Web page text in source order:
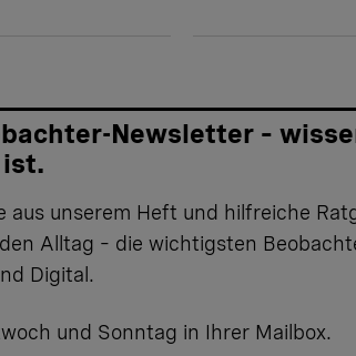
Newsletter –
aus unserem Heft und hilfreiche
Alltag – die wichtigsten
Digital.
und Sonntag in Ihrer Mailbox.